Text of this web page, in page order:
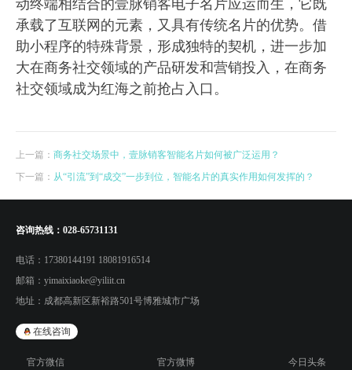
承载了互联网的元素，又具有传统名片的优势。借
助小程序的特殊背景，形成独特的契机，进一步加
大在商务社交领域的产品研发和营销投入，在商务
社交领域成为红海之前抢占入口。
上一篇： 商务社交场景中，壹脉销客智能名片如何被广泛运用？
下一篇： 从“引流”到“成交”一步到位，智能名片的真实作用如何发挥的？
咨询热线： 028-65731131
电话： 17380144191 18081916514
邮箱： yimaixiaoke@yiliit.cn
地址： 成都高新区新裕路501号博雅城市广场
在线咨询
官方微信 官方微博 今日头条